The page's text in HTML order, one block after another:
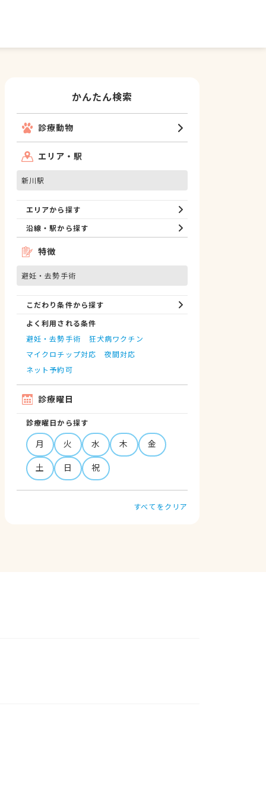
かんたん検索
診療動物
エリア・駅
新川駅
エリアから探す
沿線・駅から探す
特徴
避妊・去勢手術
こだわり条件から探す
よく利用される条件
避妊・去勢手術
狂犬病ワクチン
マイクロチップ対応
夜間対応
ネット予約可
診療曜日
診療曜日から探す
月 火 水 木
金
土
日 祝
すべてをクリア